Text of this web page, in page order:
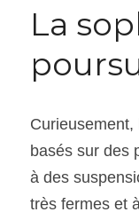
La
basés sur des
à des
très fermes et